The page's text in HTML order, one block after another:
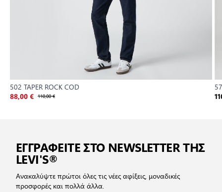
502 TAPER ROCK COD
88,00 € 110,00 €
ΕΓΓΡΑΦΕΙΤΕ ΣΤΟ NEWSLETTER ΤΗΣ
LEVI'S®
Ανακαλύψτε πρώτοι όλες τις νέες αφίξεις, μοναδικές
προσφορές και πολλά άλλα.